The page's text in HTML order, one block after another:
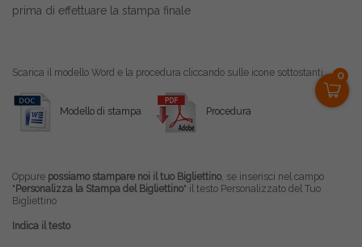
0
prima di effettuare la stampa finale
Scarica il modello Word e la procedura cliccando sulle icone sottostanti
Modello di stampa Procedura
Oppure possiamo stampare noi il tuo Bigliettino , se inserisci nel campo
"Personalizza la Stampa del Bigliettino" il testo Personalizzato del Tuo
Bigliettino
Indica il testo